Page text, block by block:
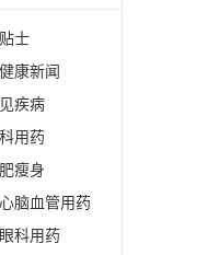
士
健康新闻
疾病
用药
瘦身
心脑血管用药
眼科用药